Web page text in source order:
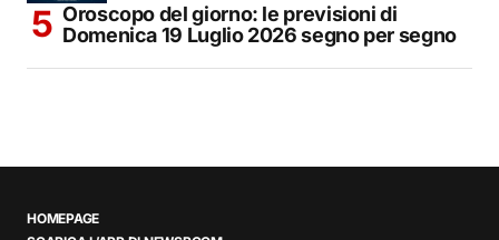
Oroscopo del giorno: le previsioni di
Domenica 19 Luglio 2026 segno per segno
HOMEPAGE